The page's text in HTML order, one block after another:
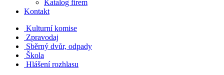
Katalog firem
Kontakt
Kulturní komise
Zpravodaj
Sběrný dvůr, odpady
Škola
Hlášení rozhlasu